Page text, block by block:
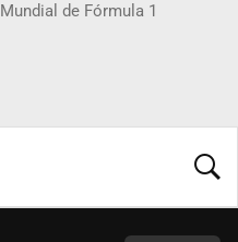
Mundial de Fórmula 1